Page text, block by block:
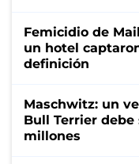
Femicidio de
un hotel
definición
Maschwitz: un
Bull Terrier debe
millones